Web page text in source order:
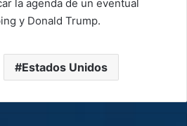
la agenda de un eventual
y Donald Trump.
Estados Unidos